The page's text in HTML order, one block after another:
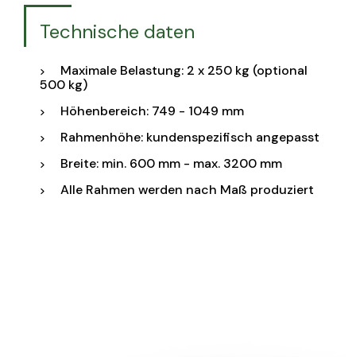
Technische daten
Maximale Belastung: 2 x 250 kg (optional
500 kg)
Höhenbereich: 749 - 1049 mm
Rahmenhöhe: kundenspezifisch angepasst
Breite: min. 600 mm - max. 3200 mm
Alle Rahmen werden nach Maß produziert